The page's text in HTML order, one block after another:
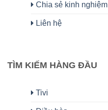
Chia sẻ kinh nghiệm
Liên hệ
TÌM KIẾM HÀNG ĐẦU
Tivi